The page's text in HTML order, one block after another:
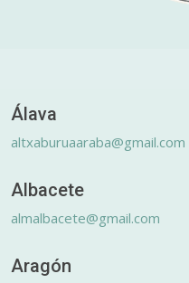
Álava
altxaburuaaraba@gmail.com
Albacete
almalbacete@gmail.com
Aragón